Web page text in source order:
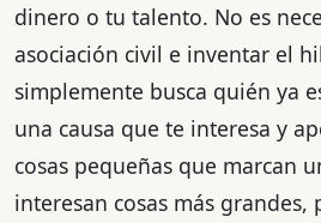
dinero o tu talento. No es
asociación civil e inventar el
simplemente busca quién ya
una causa que te interesa y
cosas pequeñas que marcan
interesan cosas más